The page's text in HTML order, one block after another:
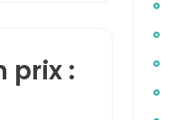
prix :